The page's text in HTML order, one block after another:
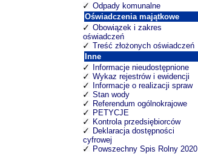
Odpady komunalne
Oświadczenia majątkowe
Obowiązek i zakres
oświadczeń
Treść złożonych oświadczeń
Inne
Informacje nieudostępnione
Wykaz rejestrów i ewidencji
Informacje o realizacji spraw
Stan wody
Referendum ogólnokrajowe
PETYCJE
Kontrola przedsiębiorców
Deklaracja dostępności
cyfrowej
Powszechny Spis Rolny 2020